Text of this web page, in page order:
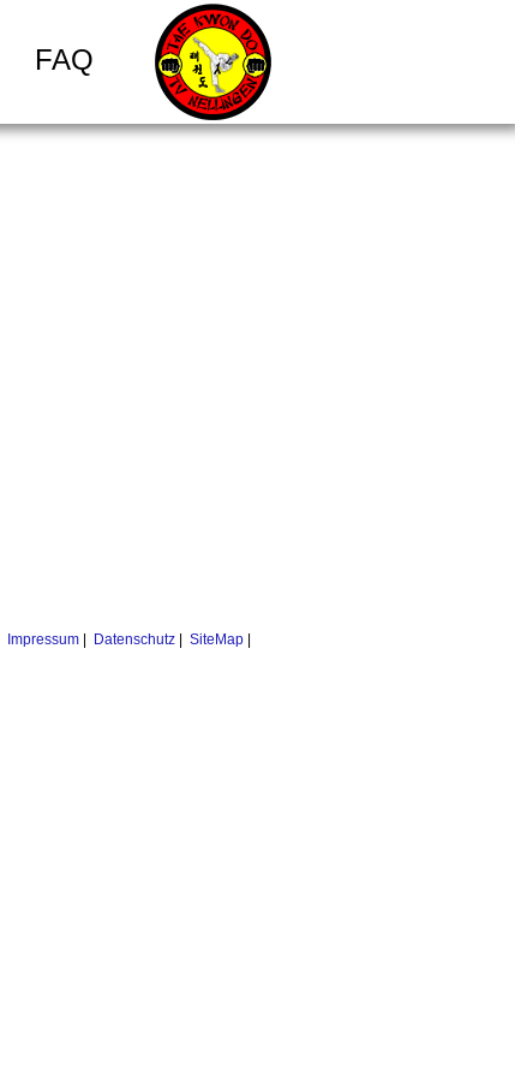
FAQ
Impressum Datenschutz SiteMap